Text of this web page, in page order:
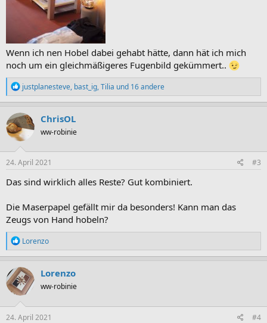
Wenn ich nen Hobel dabei gehabt hätte, dann hät ich mich
noch um ein gleichmäßigeres Fugenbild gekümmert..
R
e
a
k
t
i
o
n
e
justplanesteve, bast_ig,Tilia und 16 andere
ChrisOL
ww-robinie
24. April 2021 #3
Das sind wirklich alles Reste? Gut kombiniert.
Die Maserpapel gefällt mir da besonders! Kann man das
Zeugs von Hand hobeln?
R
e
a
k
t
i
o
n
e
Lorenzo
Lorenzo
ww-robinie
24. April 2021 #4